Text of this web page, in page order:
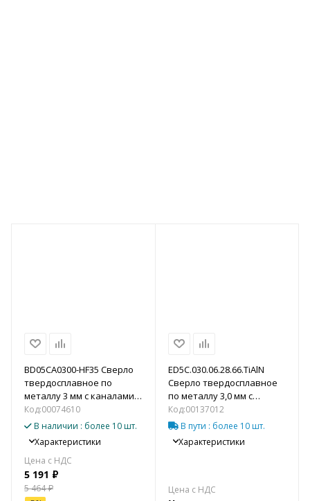
BD05CA0300-HF35 Сверло
твердосплавное по
металлу 3 мм с каналами
для подвода СОЖ (5xD)
Код:00074610
В наличии : более 10 шт.
Характеристики
5 191 ₽
5 464₽
ED5С.030.06.28.66.TiAlN
Сверло твердосплавное
по металлу 3,0 мм с
каналами для подвода
СОЖ (5xD)
Код:00137012
В пути : более 10 шт.
Характеристики